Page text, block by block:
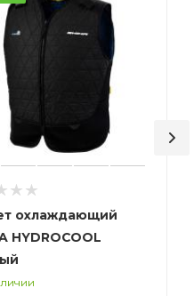
охлаждающий
HYDROCOOL